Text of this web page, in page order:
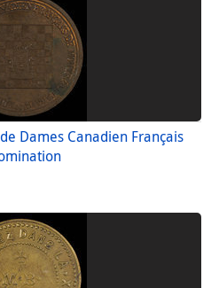
Dames Canadien Français